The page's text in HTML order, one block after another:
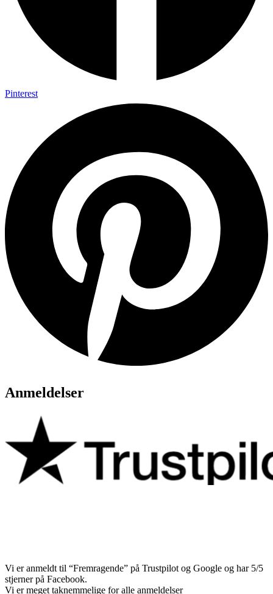
Pinterest
Anmeldelser
Vi er anmeldt til “Fremragende” på Trustpilot og Google og har 5/5
stjerner på Facebook.
Vi er meget taknemmelige for alle anmeldelser